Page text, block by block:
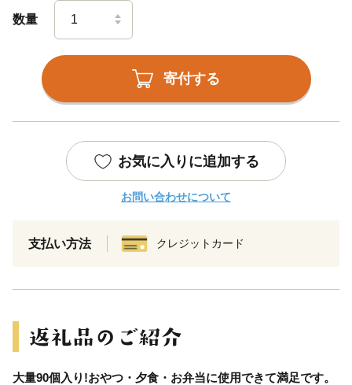
数量
寄付する
お気に入りに追加する
お問い合わせについて
支払い方法 クレジットカード
大量90個入り!おやつ・夕食・お弁当に使用できて満足です。